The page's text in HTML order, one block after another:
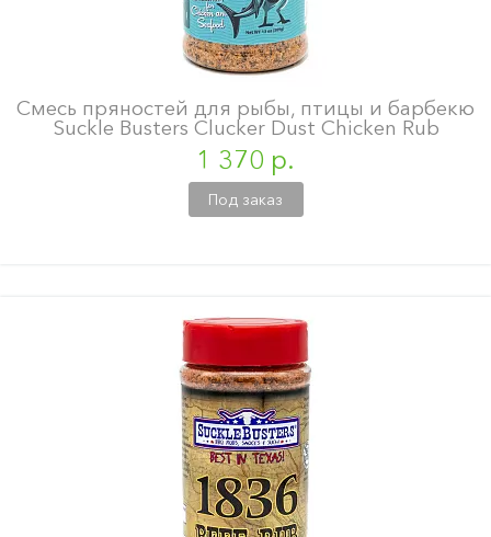
Смесь пряностей для рыбы, птицы и барбекю
Suckle Busters Clucker Dust Chicken Rub
1 370 р.
Под заказ